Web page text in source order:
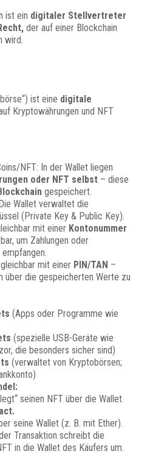
ist ein digitaler Stellvertreter
der auf einer Blockchain
wird.
ist eine digitale
Kryptowährungen und NFT
NFT: In der Wallet liegen
oder NFT selbst – diese
gespeichert.
Wallet verwaltet die
(Private Key & Public Key).
mit einer Kontonummer
um Zahlungen oder
mit einer PIN/TAN –
über die gespeicherten Werte zu
(Apps oder Programme wie
(spezielle USB-Geräte wie
die besonders sicher sind)
(verwaltet von Kryptobörsen;
seinen NFT über die Wallet
seine Wallet (z. B. mit Ether).
Transaktion schreibt die
in die Wallet des Käufers um.